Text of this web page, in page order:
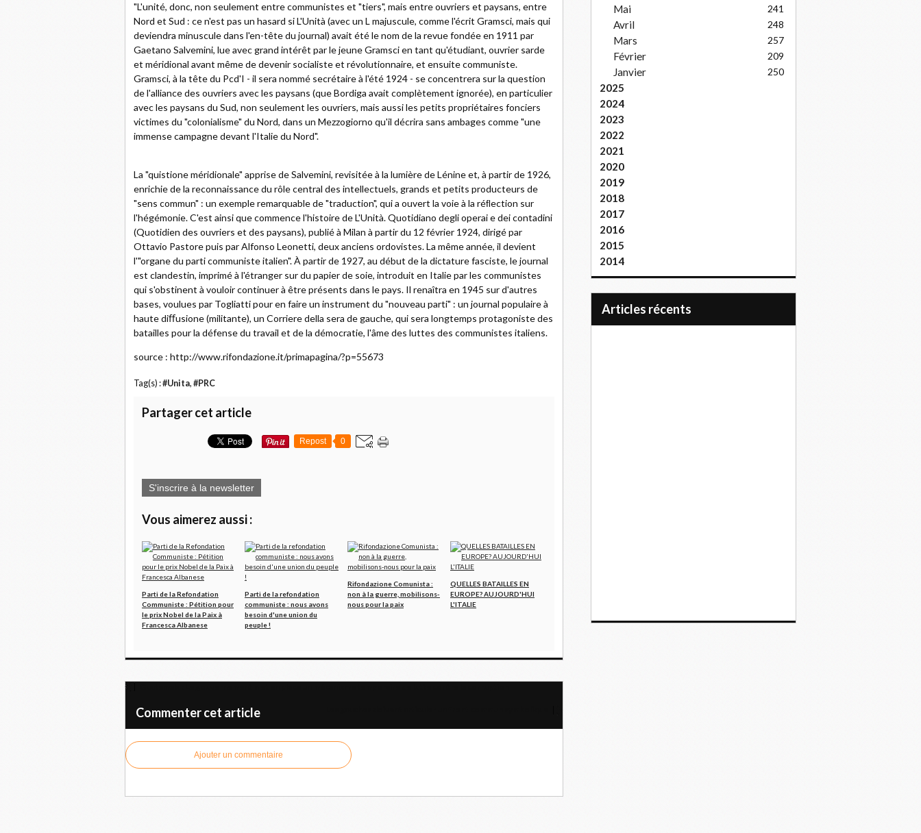
"L'unité, donc, non seulement entre communistes et "tiers", mais entre ouvriers et paysans, entre
Nord et Sud : ce n'est pas un hasard si L'Unità (avec un L majuscule, comme l'écrit Gramsci, mais qui
deviendra minuscule dans l'en-tête du journal) avait été le nom de la revue fondée en 1911 par
Gaetano Salvemini, lue avec grand intérêt par le jeune Gramsci en tant qu'étudiant, ouvrier sarde
et méridional avant même de devenir socialiste et révolutionnaire, et ensuite communiste.
Gramsci, à la tête du Pcd'I - il sera nommé secrétaire à l'été 1924 - se concentrera sur la question
de l'alliance des ouvriers avec les paysans (que Bordiga avait complètement ignorée), en particulier
avec les paysans du Sud, non seulement les ouvriers, mais aussi les petits propriétaires fonciers
victimes du "colonialisme" du Nord, dans un Mezzogiorno qu'il décrira sans ambages comme "une
immense campagne devant l'Italie du Nord".
La "quistione méridionale" apprise de Salvemini, revisitée à la lumière de Lénine et, à partir de 1926,
enrichie de la reconnaissance du rôle central des intellectuels, grands et petits producteurs de
"sens commun" : un exemple remarquable de "traduction", qui a ouvert la voie à la réﬂection sur
l'hégémonie. C'est ainsi que commence l'histoire de L'Unità. Quotidiano degli operai e dei contadini
(Quotidien des ouvriers et des paysans), publié à Milan à partir du 12 février 1924, dirigé par
Ottavio Pastore puis par Alfonso Leonetti, deux anciens ordovistes. La même année, il devient
l'"organe du parti communiste italien". À partir de 1927, au début de la dictature fasciste, le journal
est clandestin, imprimé à l'étranger sur du papier de soie, introduit en Italie par les communistes
qui s'obstinent à vouloir continuer à être présents dans le pays. Il renaîtra en 1945 sur d'autres
bases, voulues par Togliatti pour en faire un instrument du "nouveau parti" : un journal populaire à
haute diﬀusione (militante), un Corriere della sera de gauche, qui sera longtemps protagoniste des
batailles pour la défense du travail et de la démocratie, l'âme des luttes des communistes italiens.
source : http://www.rifondazione.it/primapagina/?p=55673
Tag(s) :#Unita, #PRC
Partager cet article
Repost 0
S'inscrire à la newsletter
Vous aimerez aussi :
Parti de la Refondation
Communiste : Pétition pour
le prix Nobel de la Paix à
Francesca Albanese
Parti de la refondation
communiste : nous avons
besoin d'une union du
peuple !
Rifondazione Comunista :
non à la guerre, mobilisons-
nous pour la paix
QUELLES BATAILLES EN
EUROPE? AUJOURD'HUI
L'ITALIE
Commenter cet article
Ajouter un commentaire
Mai 241
Avril 248
Mars 257
Février 209
Janvier 250
2025
2024
2023
2022
2021
2020
2019
2018
2017
2016
2015
2014
articles récents